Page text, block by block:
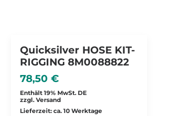
Quicksilver HOSE KIT-
RIGGING 8M0088822
78,50 €
Enthält 19% MwSt. DE
zzgl. Versand
Lieferzeit: ca. 10 Werktage